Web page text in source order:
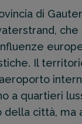
di
Il
a quartieri
città,